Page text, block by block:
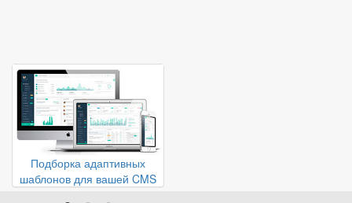
Подборка адаптивных
шаблонов для вашей CMS